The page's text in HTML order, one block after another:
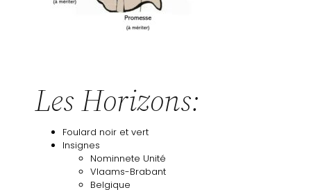
Les Horizons:
Foulard noir et vert
Insignes
Nominnete Unité
Vlaams-Brabant
Belgique